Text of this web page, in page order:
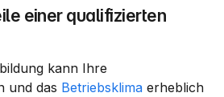
einer qualifizierten
kann Ihre
und das Betriebsklima erheblich